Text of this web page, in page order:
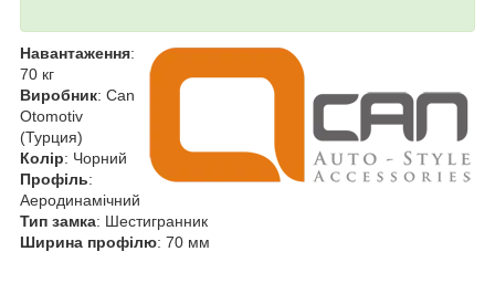
Навантаження:
70 кг
Виробник: Can
Otomotiv
(Турция)
Колір: Чорний
Профіль:
Аеродинамічний
Тип замка: Шестигранник
Ширина профілю: 70 мм